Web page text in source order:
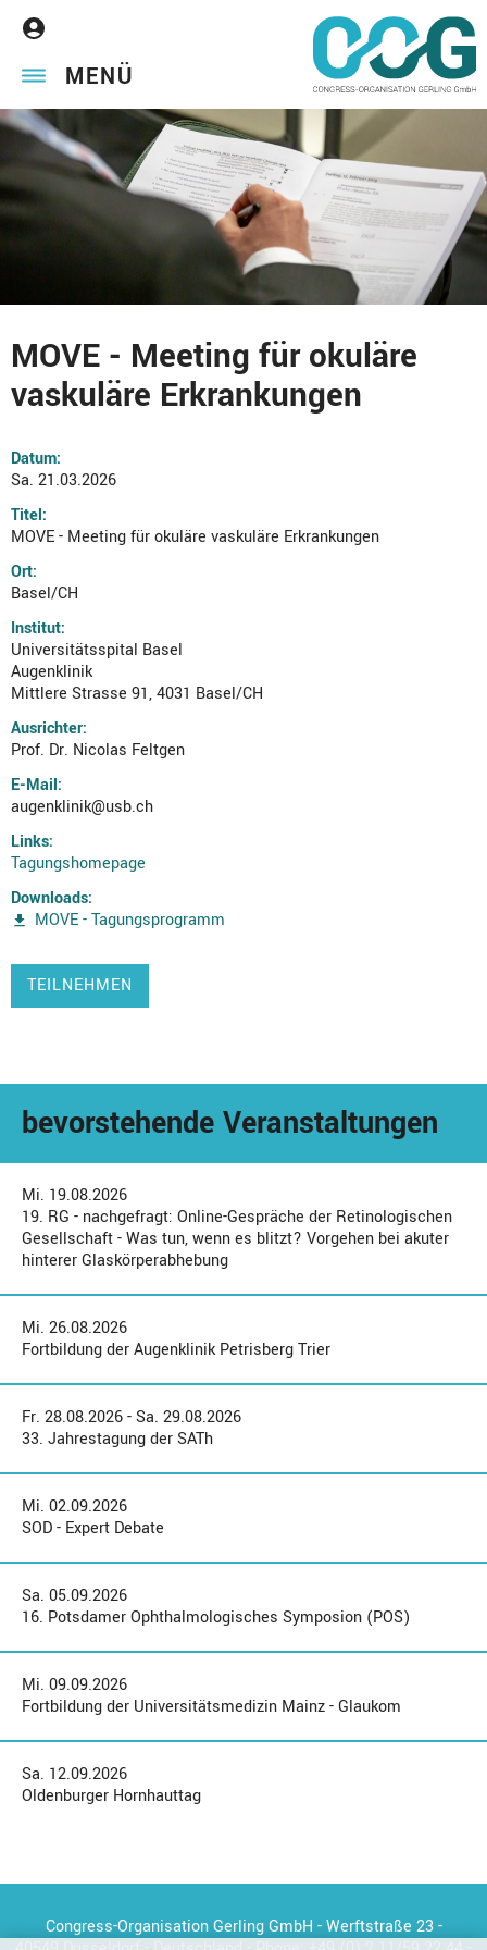
MENÜ
MOVE - Meeting für okuläre
vaskuläre Erkrankungen
Datum:
Sa. 21.03.2026
Titel:
MOVE - Meeting für okuläre vaskuläre Erkrankungen
Ort:
Basel/CH
Institut:
Universitätsspital Basel
Augenklinik
Mittlere Strasse 91, 4031 Basel/CH
Ausrichter:
Prof. Dr. Nicolas Feltgen
E-Mail:
augenklinik@usb.ch
Links:
Tagungshomepage
Downloads:
MOVE - Tagungsprogramm
TEILNEHMEN
bevorstehende Veranstaltungen
Mi. 19.08.2026
19. RG - nachgefragt: Online-Gespräche der Retinologischen
Gesellschaft - Was tun, wenn es blitzt? Vorgehen bei akuter
hinterer Glaskörperabhebung
Mi. 26.08.2026
Fortbildung der Augenklinik Petrisberg Trier
Fr. 28.08.2026 - Sa. 29.08.2026
33. Jahrestagung der SATh
Mi. 02.09.2026
SOD - Expert Debate
Sa. 05.09.2026
16. Potsdamer Ophthalmologisches Symposion (POS)
Mi. 09.09.2026
Fortbildung der Universitätsmedizin Mainz - Glaukom
Sa. 12.09.2026
Oldenburger Hornhauttag
Congress-Organisation Gerling GmbH - Werftstraße 23 -